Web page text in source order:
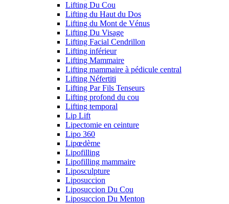
Lifting Du Cou
Lifting du Haut du Dos
Lifting du Mont de Vénus
Lifting Du Visage
Lifting Facial Cendrillon
Lifting inférieur
Lifting Mammaire
Lifting mammaire à pédicule central
Lifting Néfertiti
Lifting Par Fils Tenseurs
Lifting profond du cou
Lifting temporal
Lip Lift
Lipectomie en ceinture
Lipo 360
Lipœdème
Lipofilling
Lipofilling mammaire
Liposculpture
Liposuccion
Liposuccion Du Cou
Liposuccion Du Menton